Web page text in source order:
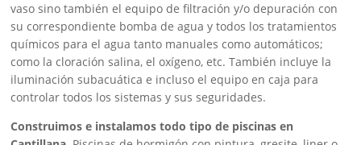
vaso sino también el equipo de filtración y/o depuración con
su correspondiente bomba de agua y todos los tratamientos
químicos para el agua tanto manuales como automáticos;
como la cloración salina, el oxígeno, etc. También incluye la
iluminación subacuática e incluso el equipo en caja para
controlar todos los sistemas y sus seguridades.
Construimos e instalamos todo tipo de piscinas en